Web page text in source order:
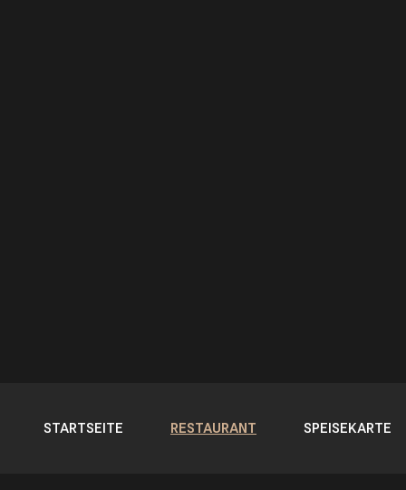
STARTSEITE RESTAURANT SPEISEKARTE